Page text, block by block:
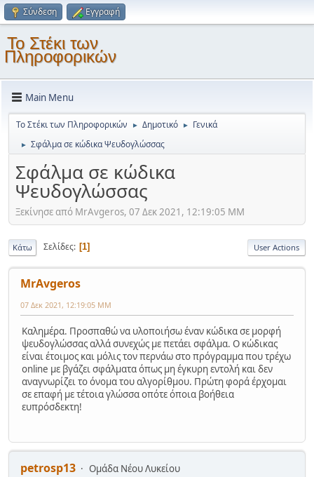
Σύνδεση Εγγραφή
Το Στέκι των
Πληροφορικών
Main Menu
Το Στέκι των Πληροφορικών ► Δημοτικό ► Γενικά
► Σφάλμα σε κώδικα Ψευδογλώσσας
Σφάλμα σε κώδικα
Ψευδογλώσσας
Ξεκίνησε από MrAvgeros, 07 Δεκ 2021, 12:19:05 ΜΜ
Κάτω Σελίδες 1 User Actions
MrAvgeros
07 Δεκ 2021, 12:19:05 ΜΜ
Καλημέρα. Προσπαθώ να υλοποιήσω έναν κώδικα σε μορφή
ψευδογλώσσας αλλά συνεχώς με πετάει σφάλμα. Ο κώδικας
είναι έτοιμος και μόλις τον περνάω στο πρόγραμμα που τρέχω
online με βγάζει σφάλματα όπως μη έγκυρη εντολή και δεν
αναγνωρίζει το όνομα του αλγορίθμου. Πρώτη φορά έρχομαι
σε επαφή με τέτοια γλώσσα οπότε όποια βοήθεια
ευπρόσδεκτη!
petrosp13
Ομάδα Νέου Λυκείου